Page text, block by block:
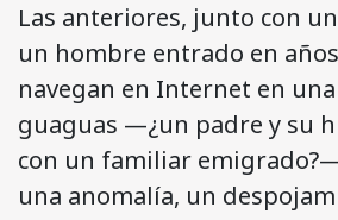
Las anteriores, junto con
un hombre entrado en
navegan en Internet en
guaguas —¿un padre y su
con un familiar
una anomalía, un